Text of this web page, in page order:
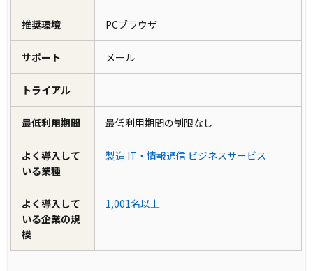
推奨環境 PCブラウザ
サポート メール
トライアル
最低利用期間 最低利用期間の制限なし
よく導入して
いる業種
製造 IT・情報通信 ビジネスサービス
よく導入して
いる企業の規
模
1,001名以上